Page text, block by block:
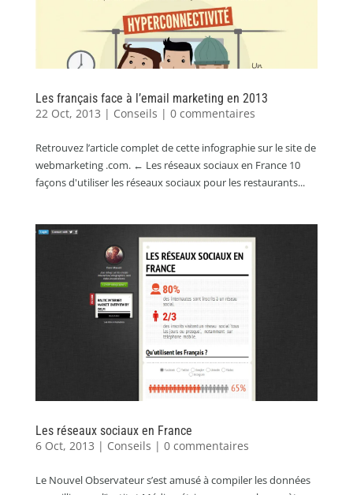
Les français face à l’email marketing en 2013
22 Oct, 2013 | Conseils | 0 commentaires
Retrouvez l’article complet de cette infographie sur le site de
webmarketing .com. ← Les réseaux sociaux en France 10
façons d'utiliser les réseaux sociaux pour les restaurants...
Les réseaux sociaux en France
6 Oct, 2013 | Conseils | 0 commentaires
Le Nouvel Observateur s’est amusé à compiler les données